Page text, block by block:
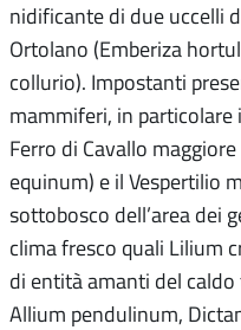
nidificante di due uccelli
Ortolano (Emberiza
collurio). Impostanti
mammiferi, in
Ferro di Cavallo
equinum) e il Vespertilio
sottobosco dell’area dei
clima fresco quali Lilium
di entità amanti del
Allium pendulinum,